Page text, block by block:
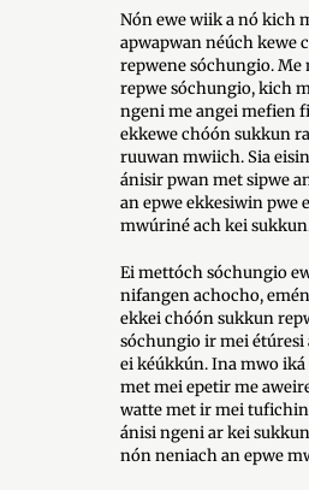
Nón ewe wiik a nó kich
apwapwan néúch kewe
repwene sóchungio. Me
repwe sóchungio, kich
ngeni me angei mefien
ekkewe chóón sukkun
ruuwan mwiich. Sia
ánisir pwan met sipwe
an epwe ekkesiwin pwe
mwúriné ach kei
Ei mettóch sóchungio
nifangen achocho,
ekkei chóón sukkun
sóchungio ir mei
ei kéúkkún. Ina mwo
met mei epetir me
watte met ir mei tufichin
ánisi ngeni ar kei
nón neniach an epwe